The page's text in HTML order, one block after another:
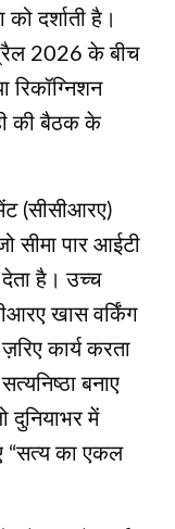
दर्शाती है।
2026 के बीच
रिकॉग्निशन
की बैठक के
(सीसीआरए)
सीमा पार आईटी
देता है। उच्च
खास वर्किंग
कार्य करता
बनाए
दुनियाभर में
“सत्य का एकल